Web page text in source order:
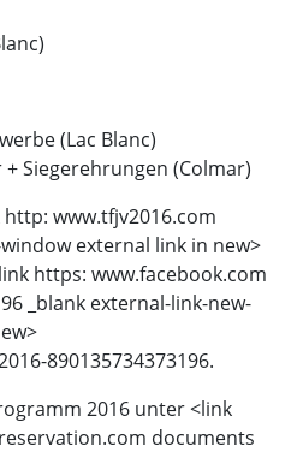
(Lac Blanc)
Siegerehrungen (Colmar)
www.tfjv2016.com
external link in new>
https: www.facebook.com
_blank external-link-new-
890135734373196.
2016 unter <link
documents